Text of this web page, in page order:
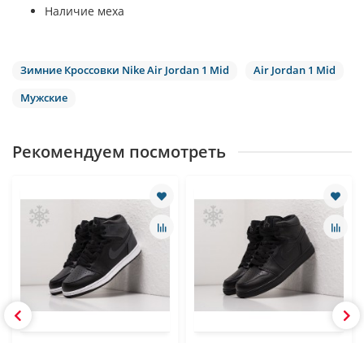
Наличие меха
Зимние Кроссовки Nike Air Jordan 1 Mid
Air Jordan 1 Mid
Мужские
Рекомендуем посмотреть